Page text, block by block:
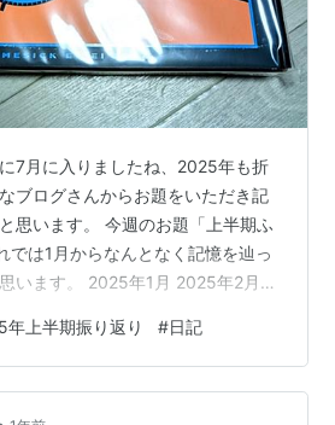
7月に入りましたね、2025年も折
ブログさんからお題をいただき記
思います。 今週のお題「上半期ふ
では1月からなんとなく記憶を辿っ
います。 2025年1月 2025年2月
べて、テレビを見ての繰り返しで
んどん太っていくのと、『劇映画
みすぎて孤独のグルメの過去のエ
年上半期振り返り #日記